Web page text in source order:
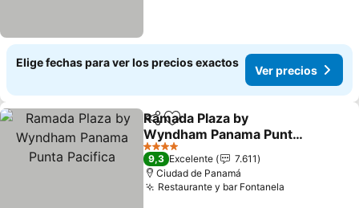
Elige fechas para ver los precios exactos
Ver precios
CompartirAgregar a favoritos
Ramada Plaza by
Wyndham Panama Punta
Pacifica
Ver precios
4 Estrellas
9,3 Excelente
7.611
Ciudad de Panamá
Restaurante y bar Fontanela